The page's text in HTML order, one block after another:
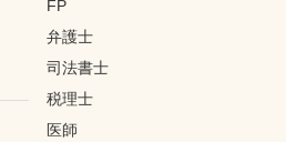
FP
弁護士
司法書士
税理士
医師